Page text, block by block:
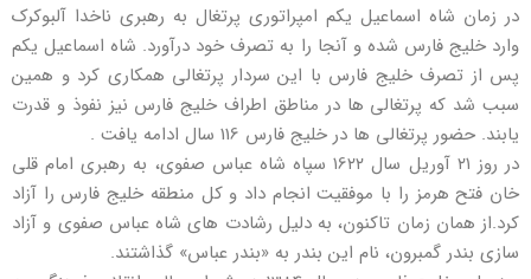
در زمان شاه اسماعیل یکم امپراتوری پرتغال به رهبری ناخدا آلبوکرک
وارد خلیج فارس شده و آنجا را به تصرف خود درآورد. شاه اسماعیل یکم
پس از تصرف خلیج فارس با این سردار پرتغالی همکاری کرد و همین
سبب شد که پرتغالی ها در مناطق اطراف خلیج فارس نیز نفوذ و قدرت
یابند. حضور پرتغالی ها در خلیج فارس 116 سال ادامه یافت .
در روز ٢١ آوریل سال ١6٢٢ سپاه شاه عباس صفوی، به رهبری امام قلی
خان فتح هرمز را با موفقیت انجام داد و کل منطقه خلیج فارس را آزاد
کرد.از همان زمان تاکنون، به دلیل رشادت های شاه عباس صفوی و آزاد
سازی بندر گمبرون، نام این بندر به «بندر عباس» گذاشتند.